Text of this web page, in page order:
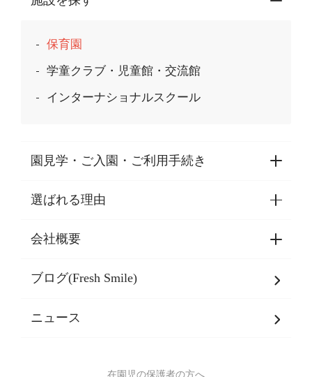
保育園
学童クラブ・児童館・交流館
インターナショナルスクール
園見学・ご入園・ご利用手続き
園見学・ご入園・ご利用手続き
東京都認証保育所空き状況
選ばれる理由
選ばれる理由一覧
乳児期・幼児期・
バイリンガル保育園
会社概要
会社概要
ブログ(Fresh Smile)
ニュース
在園児の保護者の方へ